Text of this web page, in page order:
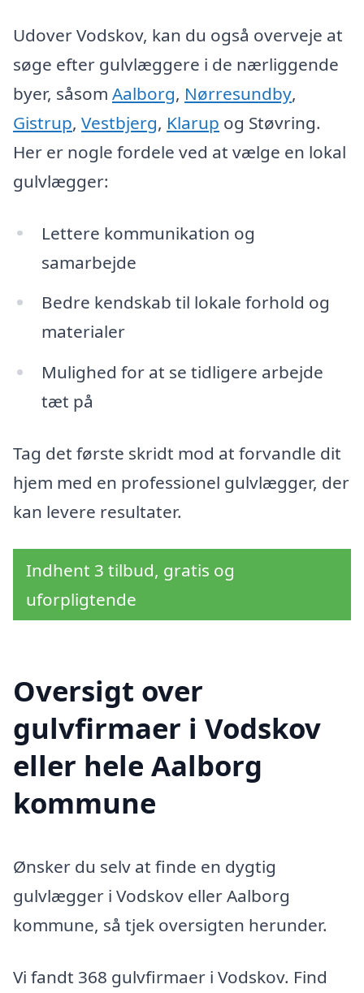
Udover Vodskov, kan du også overveje at
søge efter gulvlæggere i de nærliggende
byer, såsom Aalborg, Nørresundby,
Gistrup, Vestbjerg, Klarup og Støvring.
Her er nogle fordele ved at vælge en lokal
gulvlægger:
Lettere kommunikation og
samarbejde
Bedre kendskab til lokale forhold og
materialer
Mulighed for at se tidligere arbejde
tæt på
Tag det første skridt mod at forvandle dit
hjem med en professionel gulvlægger, der
kan levere resultater.
Indhent 3 tilbud, gratis og
uforpligtende
Oversigt over
gulvfirmaer i Vodskov
eller hele Aalborg
kommune
Ønsker du selv at finde en dygtig
gulvlægger i Vodskov eller Aalborg
kommune, så tjek oversigten herunder.
Vi fandt 368 gulvfirmaer i Vodskov. Find